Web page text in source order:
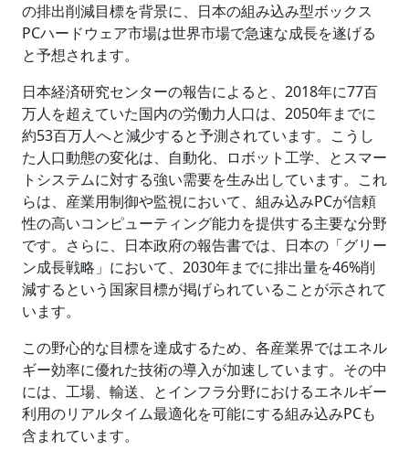
の排出削減目標を背景に、日本の組み込み型ボックス
PCハードウェア市場は世界市場で急速な成長を遂げる
と予想されます。
日本経済研究センターの報告によると、2018年に77百
万人を超えていた国内の労働力人口は、2050年までに
約53百万人へと減少すると予測されています。こうし
た人口動態の変化は、自動化、ロボット工学、とスマー
トシステムに対する強い需要を生み出しています。これ
らは、産業用制御や監視において、組み込みPCが信頼
性の高いコンピューティング能力を提供する主要な分野
です。さらに、日本政府の報告書では、日本の「グリー
ン成長戦略」において、2030年までに排出量を46%削
減するという国家目標が掲げられていることが示されて
います。
この野心的な目標を達成するため、各産業界ではエネル
ギー効率に優れた技術の導入が加速しています。その中
には、工場、輸送、とインフラ分野におけるエネルギー
利用のリアルタイム最適化を可能にする組み込みPCも
含まれています。